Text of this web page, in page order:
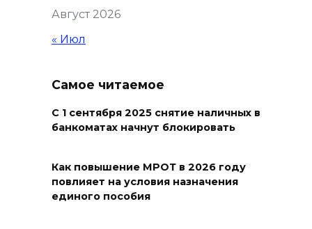
перегрузку: ростовчан
отключения электроэнергии
Зарядка со стражем порядка
05 августа 2026 18:35
Август 2026
« Июл
Самое читаемое
С 1 сентября 2025 снятие наличных в
банкоматах начнут блокировать
Как повышение МРОТ в 2026 году
повлияет на условия назначения
единого пособия